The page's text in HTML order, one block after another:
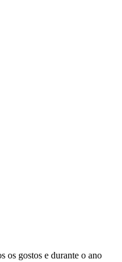
os gostos e durante o ano